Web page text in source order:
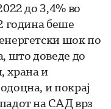
до 3,4% во
година беше
шок по
што доведе до
храна и
и покрај
на САД врз